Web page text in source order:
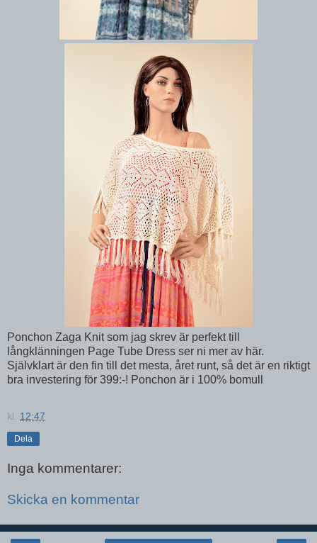
Ponchon Zaga Knit som jag skrev är perfekt till
långklänningen Page Tube Dress ser ni mer av här.
Självklart är den fin till det mesta, året runt, så det är en riktigt
bra investering för 399:-! Ponchon är i 100% bomull
kl. 12:47
Dela
Inga kommentarer:
Skicka en kommentar